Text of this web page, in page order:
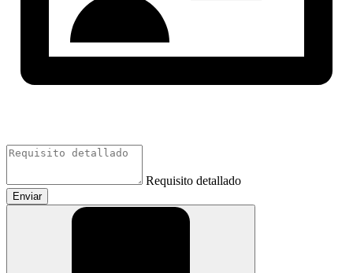
Requisito detallado
Enviar